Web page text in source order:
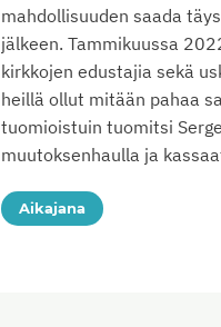
mahdollisuuden saada
jälkeen. Tammikuussa
kirkkojen edustajia sekä
heillä ollut mitään pahaa
tuomioistuin tuomitsi
muutoksenhaulla ja
Aikajana